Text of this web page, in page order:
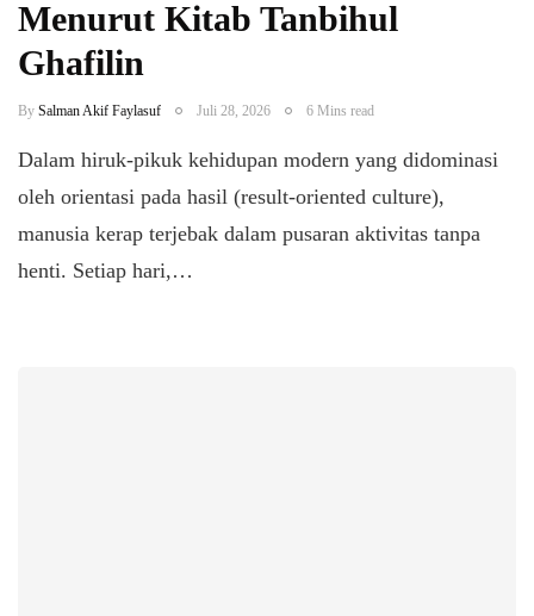
Menurut Kitab Tanbihul
Ghafilin
By Salman Akif Faylasuf Juli 28, 2026 6 Mins read
Dalam hiruk-pikuk kehidupan modern yang didominasi
oleh orientasi pada hasil (result-oriented culture),
manusia kerap terjebak dalam pusaran aktivitas tanpa
henti. Setiap hari,…